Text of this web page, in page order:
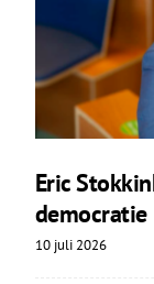
Eric
democratie
10 juli 2026